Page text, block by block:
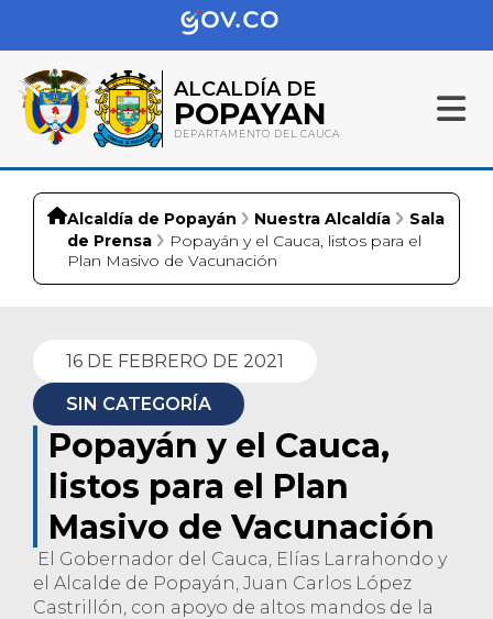
ALCALDÍA DE
POPAYAN
DEPARTAMENTO DEL CAUCA
Alcaldía de Popayán Nuestra Alcaldía
Sala
de Prensa
Popayán y el Cauca, listos para el
Plan Masivo de Vacunación
16 DE FEBRERO DE 2021
SIN CATEGORÍA
Popayán y el Cauca,
listos para el Plan
Masivo de Vacunación
El Gobernador del Cauca, Elías Larrahondo y
el Alcalde de Popayán, Juan Carlos López
Castrillón, con apoyo de altos mandos de la